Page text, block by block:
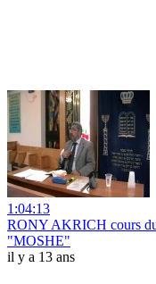
1:04:13
RONY AKRICH cours
"MOSHE"
il y a 13 ans